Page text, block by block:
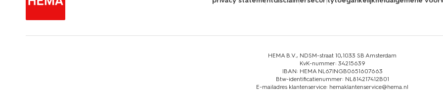
HEMA B.V., NDSM-straat 10,1033 SB Amsterdam
KvK-nummer: 34215639
IBAN: HEMA NL67INGB0651607663
Btw-identificatienummer: NL814217412B01
E-mailadres klantenservice: hemaklantenservice@hema.nl